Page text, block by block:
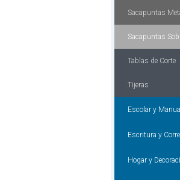
Sacapuntas
Sacapuntas
Tablas de Corte
Tijeras
Escolar y
Escritura y
Hogar y